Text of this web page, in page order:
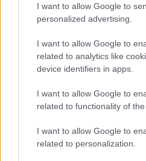
I want to allow Google to
personalized advertising.
I want to allow Google to
related to analytics like
device identifiers in apps.
I want to allow Google to
related to functionality of
I want to allow Google to
related to personalization.
Az év eddigi
vasárnapi